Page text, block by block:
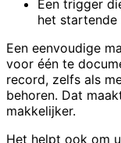
Een trigger
het startende
Een eenvoudige
voor één te
record, zelfs als
behoren. Dat
makkelijker.
Het helpt ook om